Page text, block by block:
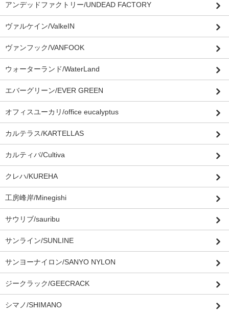
アンデッドファクトリー/UNDEAD FACTORY
ヴァルケイン/ValkeIN
ヴァンフック/VANFOOK
ウォーターランド/WaterLand
エバーグリーン/EVER GREEN
オフィスユーカリ/office eucalyptus
カルテラス/KARTELLAS
カルティバ/Cultiva
クレハ/KUREHA
工房峰岸/Minegishi
サウリブ/sauribu
サンライン/SUNLINE
サンヨーナイロン/SANYO NYLON
ジークラック/GEECRACK
シマノ/SHIMANO